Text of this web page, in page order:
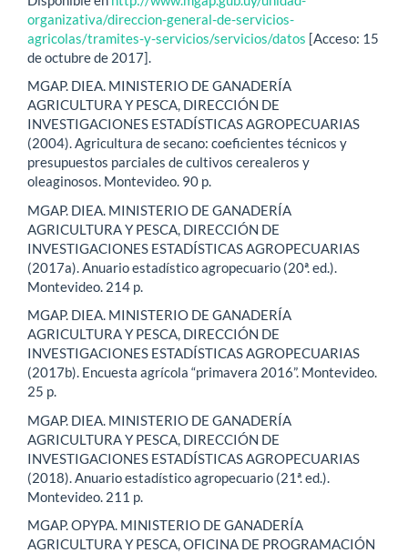
organizativa/direccion-general-de-servicios-
agricolas/tramites-y-servicios/servicios/datos [Acceso: 15
de octubre de 2017].
MGAP. DIEA. MINISTERIO DE GANADERÍA
AGRICULTURA Y PESCA, DIRECCIÓN DE
INVESTIGACIONES ESTADÍSTICAS AGROPECUARIAS
(2004). Agricultura de secano: coeficientes técnicos y
presupuestos parciales de cultivos cerealeros y
oleaginosos. Montevideo. 90 p.
MGAP. DIEA. MINISTERIO DE GANADERÍA
AGRICULTURA Y PESCA, DIRECCIÓN DE
INVESTIGACIONES ESTADÍSTICAS AGROPECUARIAS
(2017a). Anuario estadístico agropecuario (20ª. ed.).
Montevideo. 214 p.
MGAP. DIEA. MINISTERIO DE GANADERÍA
AGRICULTURA Y PESCA, DIRECCIÓN DE
INVESTIGACIONES ESTADÍSTICAS AGROPECUARIAS
(2017b). Encuesta agrícola “primavera 2016”. Montevideo.
25 p.
MGAP. DIEA. MINISTERIO DE GANADERÍA
AGRICULTURA Y PESCA, DIRECCIÓN DE
INVESTIGACIONES ESTADÍSTICAS AGROPECUARIAS
(2018). Anuario estadístico agropecuario (21ª. ed.).
Montevideo. 211 p.
MGAP. OPYPA. MINISTERIO DE GANADERÍA
AGRICULTURA Y PESCA, OFICINA DE PROGRAMACIÓN